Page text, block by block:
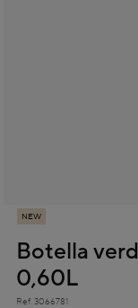
NEW
Botella
0,60L
Ref. 3066781